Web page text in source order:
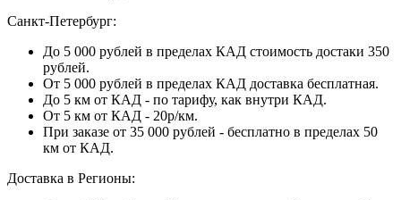
Санкт-Петербург:
До 5 000 рублей в пределах КАД стоимость достаки 350
рублей.
От 5 000 рублей в пределах КАД доставка бесплатная.
До 5 км от КАД - по тарифу, как внутри КАД.
От 5 км от КАД - 20р/км.
При заказе от 35 000 рублей - бесплатно в пределах 50
км от КАД.
Доставка в Регионы: